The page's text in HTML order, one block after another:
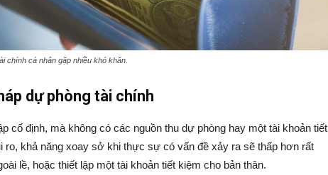
chính cá nhân gặp nhiều khó khăn
dự phòng tài chính
cố định, mà không có các nguồn thu dự phòng hay một tài khoản tiết
ro, khả năng xoay sở khi thực sự có vấn đề xảy ra sẽ thấp hơn rất
lề, hoặc thiết lập một tài khoản tiết kiệm cho bản thân.